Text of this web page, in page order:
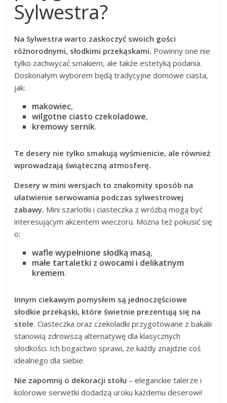
Sylwestra?
Na Sylwestra warto zaskoczyć swoich gości
różnorodnymi, słodkimi przekąskami. Powinny one nie
tylko zachwycać smakiem, ale także estetyką podania.
Doskonałym wyborem będą tradycyjne domowe ciasta,
jak:
makowiec,
wilgotne ciasto czekoladowe,
kremowy sernik.
Te desery nie tylko smakują wyśmienicie, ale również
wprowadzają świąteczną atmosferę.
Desery w mini wersjach to znakomity sposób na
ułatwienie serwowania podczas sylwestrowej
zabawy. Mini szarlotki i ciasteczka z wróżbą mogą być
interesującym akcentem wieczoru. Można też pokusić się
o:
wafle wypełnione słodką masą,
małe tartaletki z owocami i delikatnym
kremem.
Innym ciekawym pomysłem są jednoczęściowe
słodkie przekąski, które świetnie prezentują się na
stole. Ciasteczka oraz czekoladki przygotowane z bakalii
stanowią zdrowszą alternatywę dla klasycznych
słodkości. Ich bogactwo sprawi, że każdy znajdzie coś
idealnego dla siebie.
Nie zapomnij o dekoracji stołu – eleganckie talerze i
kolorowe serwetki dodadzą uroku każdemu deserowi!